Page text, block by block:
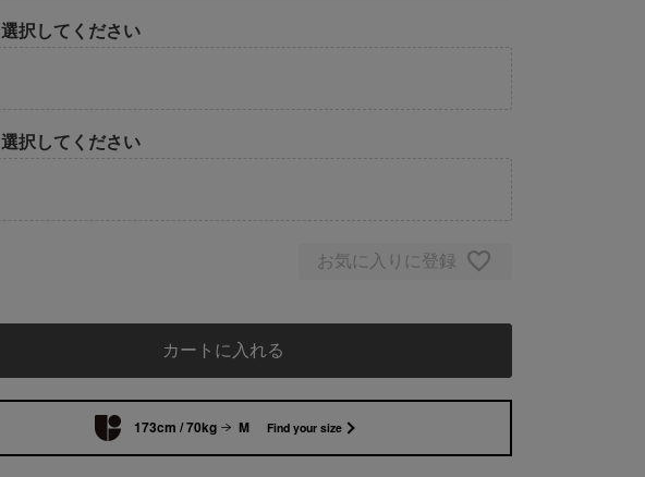
選択してください
選択してください
お気に入りに登録
カートに入れる
173cm / 70kg M Find your size